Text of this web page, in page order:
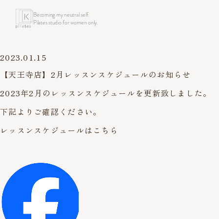
Becoming my neutral self.
Pilates studio for women only.
2023.01.15
【天王寺店】2月レッスンスケジュールのお知らせ
2023年2月のレッスンスケジュールを更新致しました。
下記よりご確認ください。
レッスンスケジュールはこちら